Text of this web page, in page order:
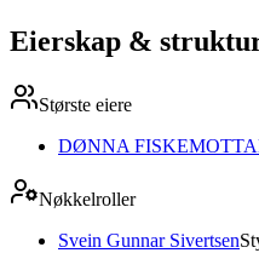
Eierskap &
Største eiere
DØNNA
Nøkkelroller
Svein Gunnar Sivertsen